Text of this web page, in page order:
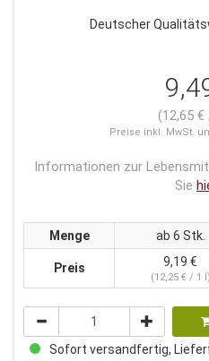
Deutscher
(12,65 €
Preise inkl. MwSt.
Informationen zur
Sie
Menge ab 6 Stk.
Preis 9,19 €
(12,25 € / 1 l)
Sofort versandfertig,